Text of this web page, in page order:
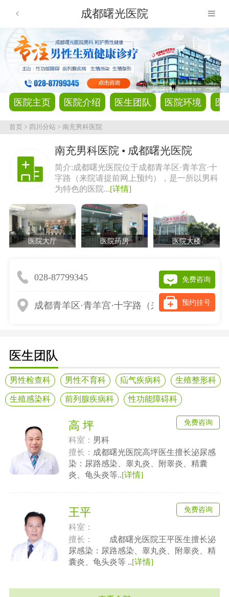
成都曙光医院
医院主页 医院介绍 医生团队 医院环境 医
首页> 四川分站 > 南充男科医院
南充男科医院 • 成都曙光医院
简介:成都曙光医院位于成都青羊区·青羊宫·十
字路（来院请提前网上预约），是一所以男科
为特色的医院...[详情]
医院大厅 医院药房 医院大楼
028-87799345
成都青羊区·青羊宫·十字路（来院请提前网上预
免费咨询
预约挂号
医生团队
男性检查科 男性不育科 疝气疾病科 生殖整形科
生殖感染科 前列腺疾病科 性功能障碍科
高 坪
科室： 男科
擅长： 成都曙光医院高坪医生擅长泌尿感
染：尿路感染、睾丸炎、附睾炎、精囊
炎、龟头炎等..[详情]
免费咨询
王平
科室：
擅长：
成都曙光医院王平医生擅长泌
尿感染：尿路感染、睾丸炎、附睾炎、精
囊炎、龟头炎等 ..[详情]
免费咨询